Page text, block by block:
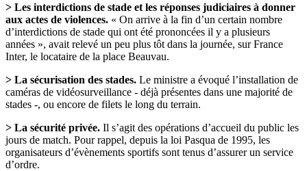
> Les interdictions de stade et les réponses judiciaires à donner
aux actes de violences. « On arrive à la fin d’un certain nombre
d’interdictions de stade qui ont été prononcées il y a plusieurs
années », avait relevé un peu plus tôt dans la journée, surFrance
Inter, le locataire de la place Beauvau.
> La sécurisation des stades. Le ministre a évoqué l’installation de
caméras de vidéosurveillance - déjà présentes dans une majorité de
stades -, ou encore de filets le long du terrain.
> La sécurité privée. Il s’agit des opérations d’accueil du public les
jours de match. Pour rappel, depuis la loi Pasqua de 1995, les
organisateurs d’évènements sportifs sont tenus d’assurer un service
d’ordre.